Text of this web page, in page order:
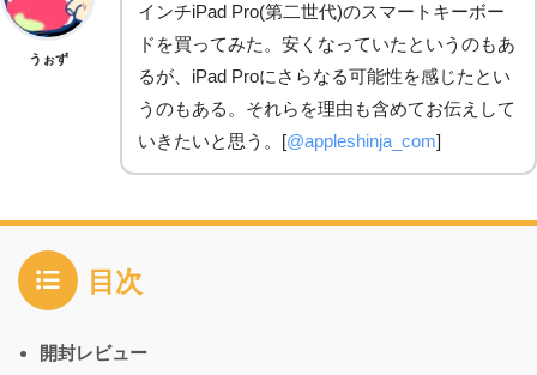
うぉず
インチiPad Pro(第二世代)のスマートキーボー
ドを買ってみた。安くなっていたというのもあ
るが、iPad Proにさらなる可能性を感じたとい
うのもある。それらを理由も含めてお伝えして
いきたいと思う。[@appleshinja_com]
目次
開封レビュー